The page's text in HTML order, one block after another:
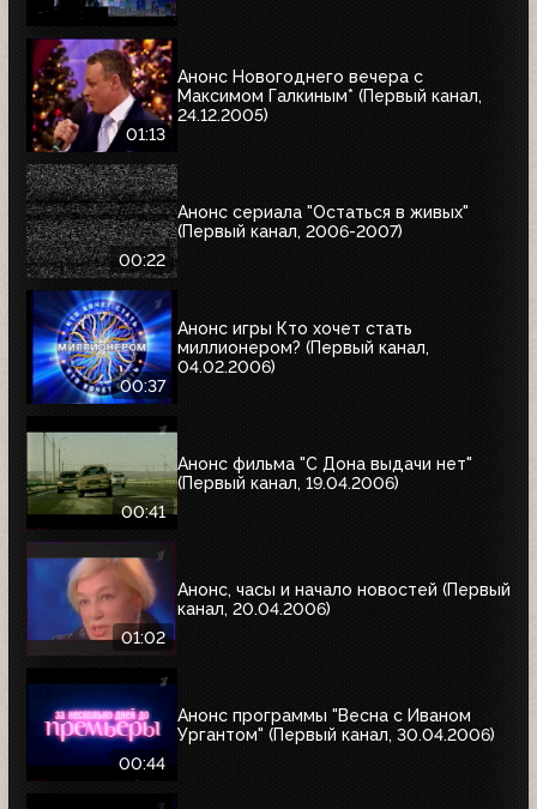
01:13
Анонс Новогоднего вечера с
Максимом Галкиным* (Первый канал,
24.12.2005)
00:22
Анонс сериала "Остаться в живых"
(Первый канал, 2006-2007)
00:37
Анонс игры Кто хочет стать
миллионером? (Первый канал,
04.02.2006)
00:41
Анонс фильма "С Дона выдачи нет"
(Первый канал, 19.04.2006)
01:02
Анонс, часы и начало новостей (Первый
канал, 20.04.2006)
00:44
Анонс программы "Весна с Иваном
Ургантом" (Первый канал, 30.04.2006)